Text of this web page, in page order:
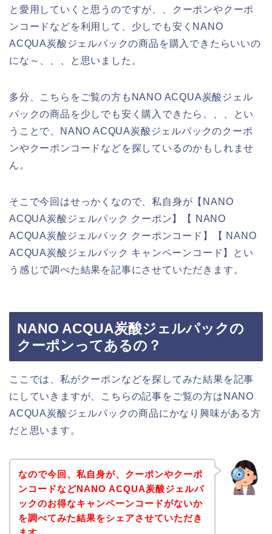
と愛用していくと思うのですが、、クーポンやクーポ
ンコードなどを利用して、少しでも安くNANO
ACQUA炭酸ジェルパックの商品を購入できたらいいの
にな～、、、と思いました。
多分、こちらをご覧の方もNANO ACQUA炭酸ジェル
パックの商品を少しでも安く購入できたら、、、とい
うことで、NANO ACQUA炭酸ジェルパックのクーポ
ンやクーポンコードなどを探しているのかもしれませ
ん。
そこで今回はせっかくなので、私自身が【NANO
ACQUA炭酸ジェルパック クーポン】【 NANO
ACQUA炭酸ジェルパック クーポンコード】【 NANO
ACQUA炭酸ジェルパック キャンペーンコード】とい
う感じで調べた結果を記事にさせていただきます。
NANO ACQUA炭酸ジェルパックの
クーポンってあるの？
ここでは、私がクーポンなどを探してみた結果を記事
にしていきますが、こちらの記事をご覧の方はNANO
ACQUA炭酸ジェルパックの商品にかなり興味がある方
だと思います。
なので今回、私自身が、クーポンやクーポ
ンコードなどNANO ACQUA炭酸ジェルパ
ックのお得なキャンペーンコードがないか
を調べてみた結果をシェアさせていただき